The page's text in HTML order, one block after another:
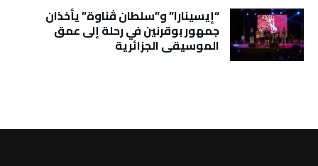
“إيسينارا” و”سلطان ڤناوة” يأخذان
جمهور بوقرنين في رحلة إلى عمق
الموسيقى الجزائرية